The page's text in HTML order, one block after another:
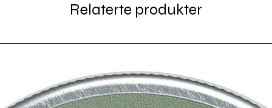
Relaterte produkter